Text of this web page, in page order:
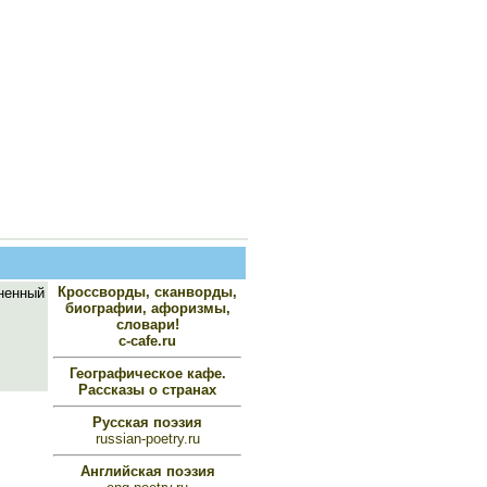
Кроссворды, сканворды,
биографии, афоризмы,
словари!
c-cafe.ru
Географическое кафе.
Рассказы о странах
Русская поэзия
russian-poetry.ru
Английская поэзия